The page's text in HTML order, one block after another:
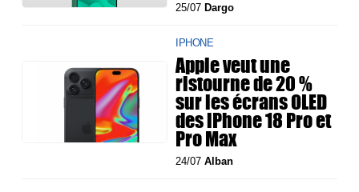
25/07 Dargo
IPHONE
Apple veut une
ristourne de 20 %
sur les écrans OLED
des iPhone 18 Pro et
Pro Max
24/07Alban